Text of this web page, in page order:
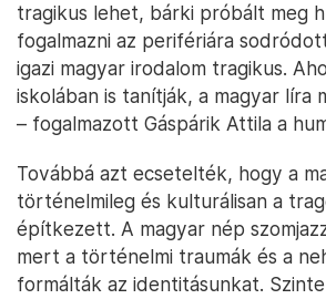
tragikus lehet, bárki próbált meg
fogalmazni az perifériára
igazi magyar irodalom tragikus.
iskolában is tanítják, a magyar líra
– fogalmazott Gáspárik Attila a
Továbbá azt ecsetelték, hogy a
történelmileg és kulturálisan a
építkezett. A magyar nép
mert a történelmi traumák és a
formálták az identitásunkat.